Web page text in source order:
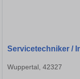
Servicetechniker /
Wuppertal, 42327